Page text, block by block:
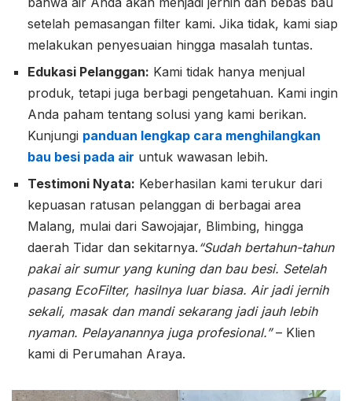
setelah pemasangan filter kami. Jika tidak, kami siap
melakukan penyesuaian hingga masalah tuntas.
Edukasi Pelanggan: Kami tidak hanya menjual
produk, tetapi juga berbagi pengetahuan. Kami ingin
Anda paham tentang solusi yang kami berikan.
Kunjungi panduan lengkap cara menghilangkan
bau besi pada air untuk wawasan lebih.
Testimoni Nyata: Keberhasilan kami terukur dari
kepuasan ratusan pelanggan di berbagai area
Malang, mulai dari Sawojajar, Blimbing, hingga
daerah Tidar dan sekitarnya. “Sudah bertahun-tahun
pakai air sumur yang kuning dan bau besi. Setelah
pasang EcoFilter, hasilnya luar biasa. Air jadi jernih
sekali, masak dan mandi sekarang jadi jauh lebih
nyaman. Pelayanannya juga profesional.”– Klien
kami di Perumahan Araya.